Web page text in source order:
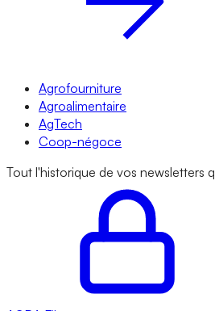
Agrofourniture
Agroalimentaire
AgTech
Coop-négoce
Tout l'historique de vos newsletters